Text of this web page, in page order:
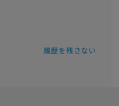
履歴を残さない